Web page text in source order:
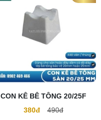
CON KÊ BÊ TÔNG 20/25F
380đ
490đ